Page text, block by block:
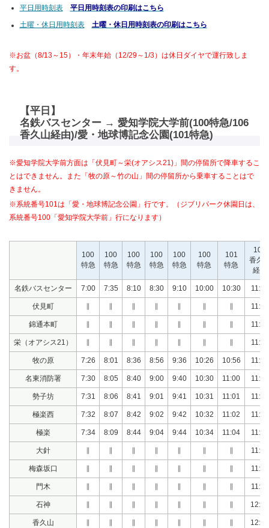
平日用時刻表 平日用時刻表の印刷はこちら
土曜・休日用時刻表 土曜・休日用時刻表の印刷はこちら
※お盆（8/13～15）・年末年始（12/29～1/3）は休日ダイヤで運行致しま
す。
【平日】
名鉄バスセンター → 愛知学院大学前(100特急/106
香久山経由)/愛・地球博記念公園(101特急)
※愛知学院大学前方面は「伏見町～栄(オアシス21)」間の停留所で降車するこ
とはできません。また「牧の原～竹の山」間の停留所から乗車することはで
きません。
※系統番号101は「愛・地球博記念公園」行です。（ジブリパーク休園日は、
系統番号100「愛知学院大学前」行になります）
100
特急
100
特急
100
特急
100
特急
100
特急
100
特急
101
特急
106
香久
経由
名鉄バスセンター 7:00 7:35 8:10 8:30 9:10 10:00 10:30 11:10
伏見町 11:15
錦通本町 11:17
栄（オアシス21） 11:27
牧の原 7:26 8:01 8:36 8:56 9:36 10:26 10:56 11:47
名東消防署 7:30 8:05 8:40 9:00 9:40 10:30 11:00 11:51
勢子坊 7:31 8:06 8:41 9:01 9:41 10:31 11:01 11:52
極楽西 7:32 8:07 8:42 9:02 9:42 10:32 11:02 11:53
極楽 7:34 8:09 8:44 9:04 9:44 10:34 11:04 11:55
大針 11:56
梅森坂口 11:57
門木 11:58
石神 12:00
香久山 12:01